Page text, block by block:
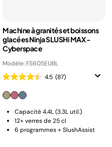
Machine à granités et boissons
glacées Ninja SLUSHi MAX -
Cyberspace
Modèle: FS605EUBL
4.5 (87)
Capacité 4.4L (3.3L util.)
12+ verres de 25 cl
6 programmes + SlushAssist